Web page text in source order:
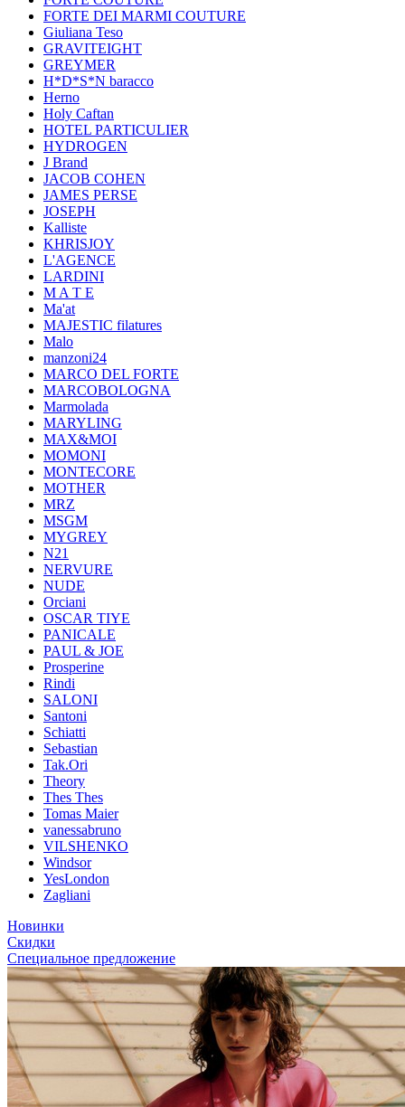
FORTE DEI MARMI COUTURE
Giuliana Teso
GRAVITEIGHT
GREYMER
H*D*S*N baracco
Herno
Holy Caftan
HOTEL PARTICULIER
HYDROGEN
J Brand
JACOB COHEN
JAMES PERSE
JOSEPH
Kalliste
KHRISJOY
L'AGENCE
LARDINI
M A T E
Ma'at
MAJESTIC filatures
Malo
manzoni24
MARCO DEL FORTE
MARCOBOLOGNA
Marmolada
MARYLING
MAX&MOI
MOMONI
MONTECORE
MOTHER
MRZ
MSGM
MYGREY
N21
NERVURE
NUDE
Orciani
OSCAR TIYE
PANICALE
PAUL & JOE
Prosperine
Rindi
SALONI
Santoni
Schiatti
Sebastian
Tak.Ori
Theory
Thes Thes
Tomas Maier
vanessabruno
VILSHENKO
Windsor
YesLondon
Zagliani
Новинки
Скидки
Специальное предложение